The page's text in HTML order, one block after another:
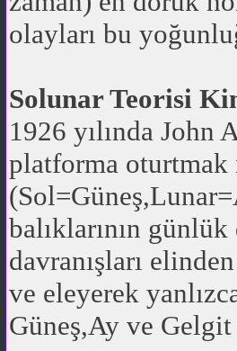
olayları bu
Solunar Teorisi
1926 yılında
platforma oturtmak
balıklarının
davranışları
ve eleyerek
Güneş,Ay ve Gelgit